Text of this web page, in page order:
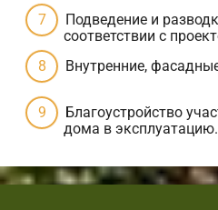
Подведение и
соответствии с
Внутренние,
Благоустройство
дома в эксплуатацию.